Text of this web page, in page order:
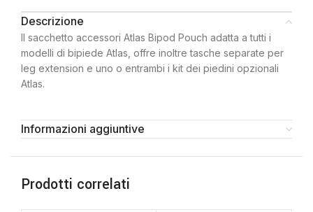
Descrizione
Il sacchetto accessori Atlas Bipod Pouch adatta a tutti i
modelli di bipiede Atlas, offre inoltre tasche separate per
leg extension e uno o entrambi i kit dei piedini opzionali
Atlas.
Informazioni aggiuntive
Prodotti correlati